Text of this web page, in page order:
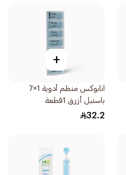
+
انابوكس منظم أدوية 1×7
باستيل أزرق 1قطعة
32.2